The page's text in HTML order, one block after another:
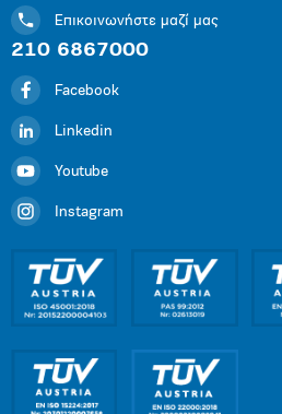
Επικοινωνήστε μαζί μας
210 6867000
Facebook
Linkedin
Youtube
Instagram